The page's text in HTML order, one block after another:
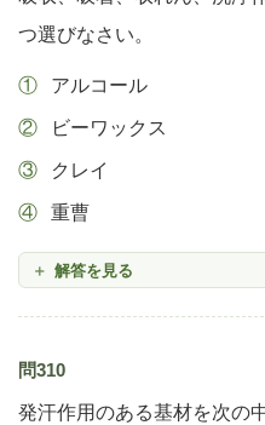
つ選びなさい。
アルコール
ビーワックス
クレイ
重曹
解答を見る
問310
発汗作用のある基材を次の